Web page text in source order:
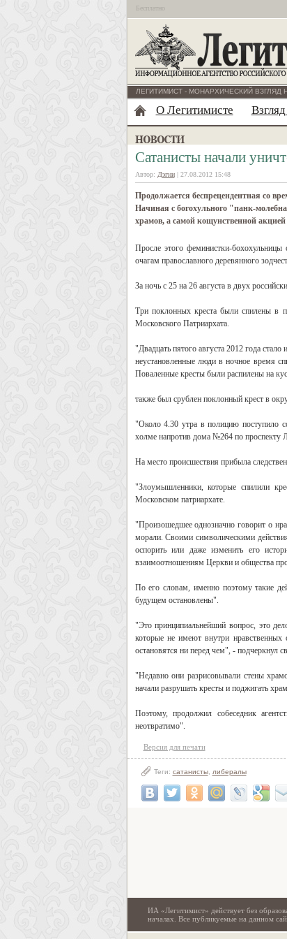
Бесплатно
ЛЕГИТИМИСТ - МОНАРХИЧЕСКИЙ
О Легитимисте
Сатанисты начали
Автор: Дэгни| 27.08.2012 15:48
Продолжается беспрецендентная со
Начиная с богохульного "панк-
храмов, а самой кощунственной
Просле этого феминистки-
очагам православного деревянного
За ночь с 25 на 26 августа в двух
Три поклонных креста были спилены в
Московского Патриархата.
"Двадцать пятого августа 2012 года
неустановленные люди в ночное время
Поваленные кресты были распилены на
также был срублен поклонный крест в
"Около 4.30 утра в полицию поступило
холме напротив дома №264 по проспекту
На место происшествия прибыла
"Злоумышленники, которые спилили
Московском патриархате.
"Произошедшее однозначно говорит о
морали. Своими символическими
оспорить или даже изменить его
взаимоотношениям Церкви и общества
По его словам, именно поэтому такие
будущем остановлены".
"Это принципиальнейший вопрос, это
которые не имеют внутри нравственных
остановятся ни перед чем", - подчеркнул
"Недавно они разрисовывали стены
начали разрушать кресты и поджигать
Поэтому, продолжил собеседник
неотвратимо".
Версия для печати
Теги: сатанисты, либералы
ИА «Легитимист» действует без
началах. Все публикуемые на данном